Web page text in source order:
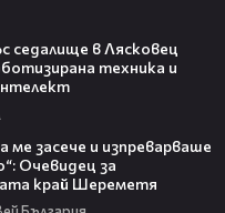
седалище в Лясковец
техника и
ме засече и изпреварваше
Очевидец за
край Шереметя